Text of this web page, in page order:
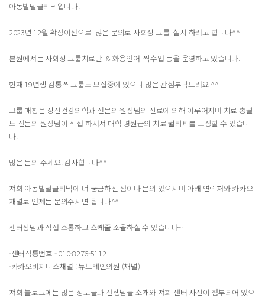
아동발달클리닉입니다.
2023년 12월 확장이전으로 많은 문의로 사회성 그룹 실시 하려고 합니다^^
본원에서는 사회성 그룹치료반 & 화용언어 짝수업 등을 운영하고 있습니다.
현재 19년생 감통 짝그룹도 모집중에 있으니 많은 관심부탁드려요 ^^
그룹 매칭은 정신건강의학과 전문의 원장님의 진료에 의해 이루어지며 치료 총괄
도 전문의 원장님이 직접 하셔서 대학 병원급의 치료 퀄리티를 보장할 수 있습니
다.
많은 문의 주세요. 감사합니다^^
저희 아동발달클리닉에 더 궁금하신 점이나 문의 있으시며 아래 연락처와 카카오
채널로 언제든 문의주시면 됩니다^^
센터장님과 직접 소통하고 스케줄 조율하실 수 있습니다~
-센터직통번호 - 010-8276-5112
-카카오비지니스채널 : 뉴브레인의원 (채널)
저희 블로그에는 많은 정보글과 선생님들 소개와 저희 센터 사진이 첨부되어 있으